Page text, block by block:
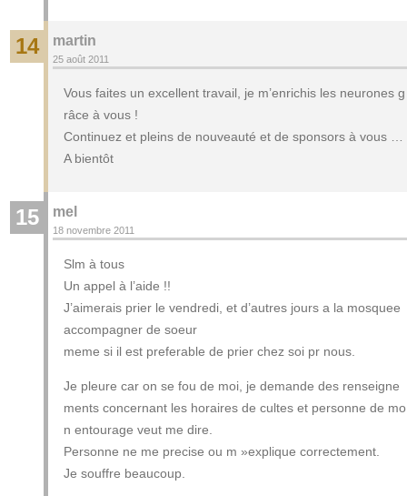
14 martin
25 août 2011
Vous faites un excellent travail, je m’enrichis les neurones g
râce à vous !
Continuez et pleins de nouveauté et de sponsors à vous …
A bientôt
15 mel
18 novembre 2011
Slm à tous
Un appel à l’aide !!
J’aimerais prier le vendredi, et d’autres jours a la mosquee
accompagner de soeur
meme si il est preferable de prier chez soi pr nous.
Je pleure car on se fou de moi, je demande des renseigne
ments concernant les horaires de cultes et personne de mo
n entourage veut me dire.
Personne ne me precise ou m »explique correctement.
Je souffre beaucoup.